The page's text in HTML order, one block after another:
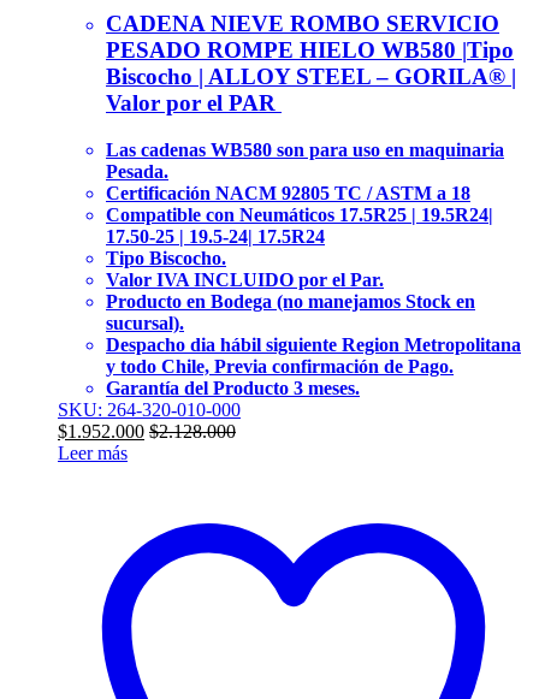
CADENA NIEVE ROMBO SERVICIO
PESADO ROMPE HIELO WB580 |Tipo
Biscocho | ALLOY STEEL – GORILA® |
Valor por el PAR
Las cadenas WB580 son para uso en maquinaria
Pesada.
Certificación NACM 92805 TC / ASTM a 18
Compatible con Neumáticos 17.5R25 | 19.5R24|
17.50-25 | 19.5-24| 17.5R24
Tipo Biscocho.
Valor IVA INCLUIDO por el Par.
Producto en Bodega (no manejamos Stock en
sucursal).
Despacho dia hábil siguiente Region Metropolitana
y todo Chile, Previa confirmación de Pago.
Garantía del Producto 3 meses.
SKU: 264-320-010-000
$1.952.000 $2.128.000
Leer más